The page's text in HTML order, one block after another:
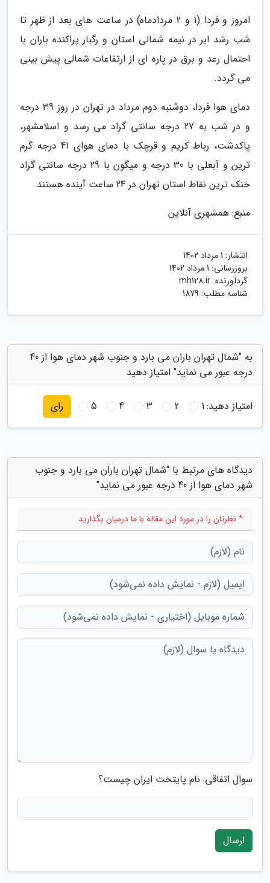
امروز و فردا (1 و 2 مردادماه) در ساعت های بعد از ظهر تا
شب رشد ابر در نیمه شمالی استان و رگبار پراکنده باران با
احتمال رعد و برق در پاره ای از ارتفاعات شمالی پیش بینی
می گردد.
دمای هوا فردا، دوشنبه دوم مرداد در تهران در روز 39 درجه
و در شب به 27 درجه سانتی گراد می رسد و اسلامشهر،
پاکدشت، رباط کریم و قرچک با دمای هوای 41 درجه گرم
ترین و آبعلی با 30 درجه و میگون با 29 درجه سانتی گراد
خنک ترین نقاط استان تهران در 24 ساعت آینده هستند.
منبع: همشهری آنلاین
انتشار: 1 مرداد 1402
بروزرسانی: 1 مرداد 1402
گردآورنده: mh128.ir
شناسه مطلب: 1879
به "شمال تهران باران می بارد و جنوب شهر دمای هوا از 40
درجه عبور می نماید" امتیاز دهید
امتیاز دهید:1
2
3
4
5 رای
دیدگاه های مرتبط با "شمال تهران باران می بارد و جنوب
شهر دمای هوا از 40 درجه عبور می نماید"
* نظرتان را در مورد این مقاله با ما درمیان بگذارید
سوال اتفاقی: نام پایتخت ایران چیست؟
ارسال